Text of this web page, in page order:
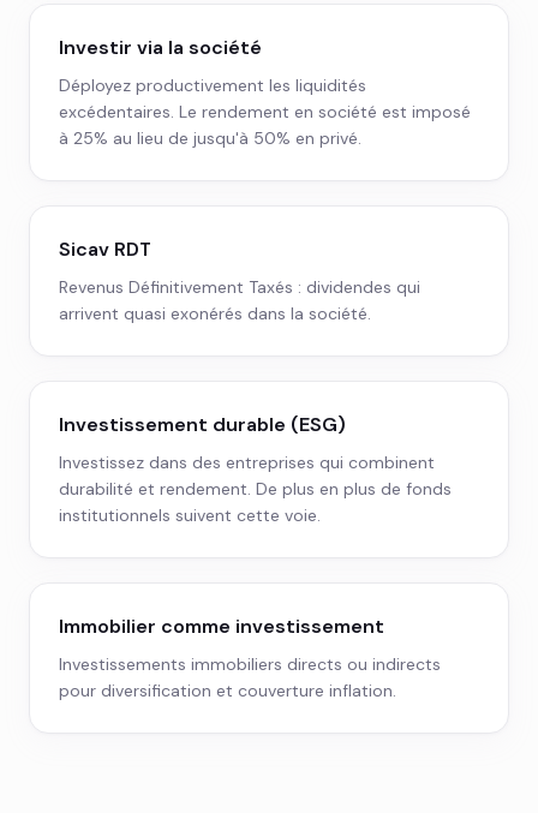
Investir via la société
Déployez productivement les liquidités
excédentaires. Le rendement en société est imposé
à 25% au lieu de jusqu'à 50% en privé.
Sicav RDT
Revenus Définitivement Taxés : dividendes qui
arrivent quasi exonérés dans la société.
Investissement durable (ESG)
Investissez dans des entreprises qui combinent
durabilité et rendement. De plus en plus de fonds
institutionnels suivent cette voie.
Immobilier comme investissement
Investissements immobiliers directs ou indirects
pour diversification et couverture inflation.